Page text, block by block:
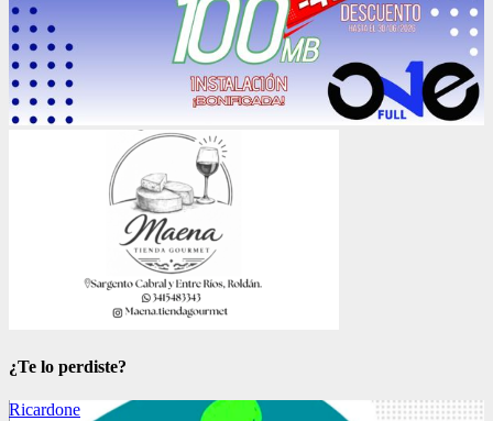
¿Te lo perdiste?
Ricardone